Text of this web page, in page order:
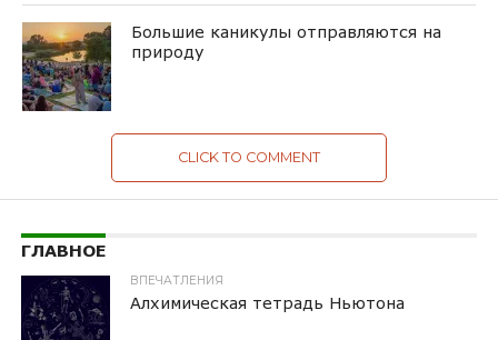
Большие каникулы отправляются на
природу
CLICK TO COMMENT
ГЛАВНОЕ
ВПЕЧАТЛЕНИЯ
Алхимическая тетрадь Ньютона